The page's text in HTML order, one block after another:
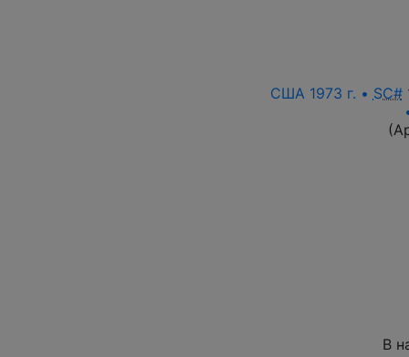
США 1973 г. • SC#
В